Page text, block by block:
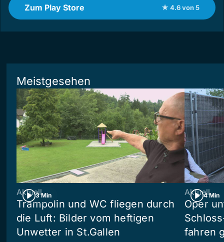
Zum Play Store ★ 4.6 von 5
Meistgesehen
3 Min
Aktuell
Trampolin und WC fliegen durch
die Luft: Bilder vom heftigen
Unwetter in St.Gallen
4 Min
Aktuell
Oper
fahren